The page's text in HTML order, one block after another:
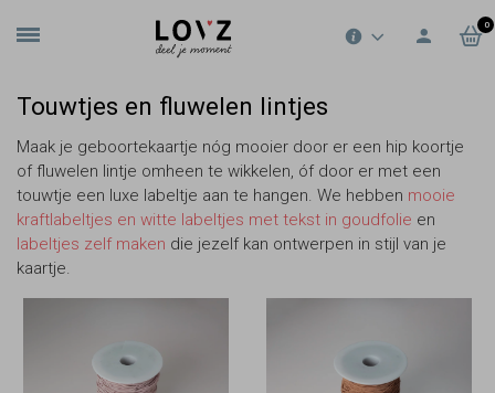
0
Touwtjes en fluwelen lintjes
Maak je geboortekaartje nóg mooier door er een hip koortje
of fluwelen lintje omheen te wikkelen, óf door er met een
touwtje een luxe labeltje aan te hangen. We hebben mooie
kraftlabeltjes en witte labeltjes met tekst in goudfolie en
labeltjes zelf maken die jezelf kan ontwerpen in stijl van je
kaartje.